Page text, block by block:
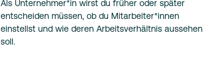
Als Unternehmer*in wirst du früher oder später
entscheiden müssen, ob du Mitarbeiter*innen
einstellst und wie deren Arbeitsverhältnis aussehen
soll.